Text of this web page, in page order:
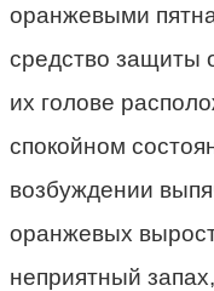
оранжевыми
средство защиты
их голове
спокойном
возбуждении
оранжевых
неприятный